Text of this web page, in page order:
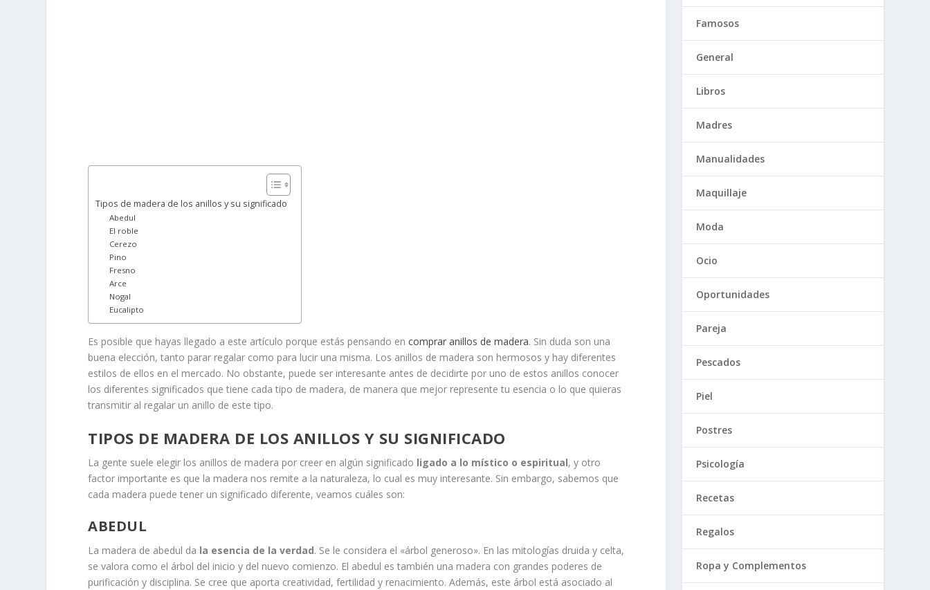
Tipos de madera de los anillos y su significado
Abedul
El roble
Cerezo
Pino
Fresno
Arce
Nogal
Eucalipto
Es posible que hayas llegado a este artículo porque estás pensando encomprar anillos de madera. Sin duda son una
buena elección, tanto parar regalar como para lucir una misma. Los anillos de madera son hermosos y hay diferentes
estilos de ellos en el mercado. No obstante, puede ser interesante antes de decidirte por uno de estos anillos conocer
los diferentes significados que tiene cada tipo de madera, de manera que mejor represente tu esencia o lo que quieras
transmitir al regalar un anillo de este tipo.
TIPOS DE MADERA DE LOS ANILLOS Y SU SIGNIFICADO
La gente suele elegir los anillos de madera por creer en algún significado ligado a lo místico o espiritual, y otro
factor importante es que la madera nos remite a la naturaleza, lo cual es muy interesante. Sin embargo, sabemos que
cada madera puede tener un significado diferente, veamos cuáles son:
ABEDUL
La madera de abedul da la esencia de la verdad. Se le considera el «árbol generoso». En las mitologías druida y celta,
se valora como el árbol del inicio y del nuevo comienzo. El abedul es también una madera con grandes poderes de
purificación y disciplina. Se cree que aporta creatividad, fertilidad y renacimiento. Además, este árbol está asociado al
Famosos
General
Libros
Madres
Manualidades
Maquillaje
Moda
Ocio
Oportunidades
Pareja
Pescados
Piel
Postres
Psicología
Recetas
Regalos
Ropa y Complementos